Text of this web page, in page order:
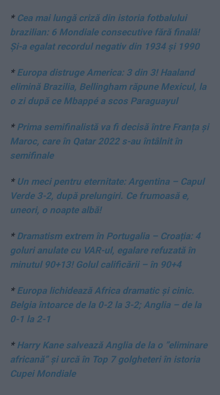
* Cea mai lungă criză din istoria fotbalului
brazilian: 6 Mondiale consecutive fără finală!
Și-a egalat recordul negativ din 1934 și 1990
*Europa distruge America: 3 din 3! Haaland
elimină Brazilia, Bellingham răpune Mexicul, la
o zi după ce Mbappé a scos Paraguayul
*Prima semifinalistă va fi decisă între Franța și
Maroc, care în Qatar 2022 s-au întâlnit în
semifinale
* Un meci pentru eternitate: Argentina – Capul
Verde 3-2, după prelungiri. Ce frumoasă e,
uneori, o noapte albă!
*Dramatism extrem în Portugalia – Croația: 4
goluri anulate cu VAR-ul, egalare refuzată în
minutul 90+13! Golul calificării – în 90+4
*Europa lichidează Africa dramatic și cinic.
Belgia întoarce de la 0-2 la 3-2; Anglia – de la
0-1 la 2-1
*Harry Kane salvează Anglia de la o ”eliminare
africană” și urcă în Top 7 golgheteri în istoria
Cupei Mondiale